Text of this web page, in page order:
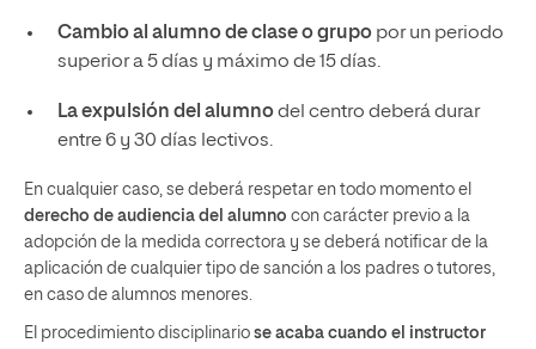
Cambio al alumno de clase o grupopor un periodo
superior a 5 días y máximo de 15 días.
La expulsión del alumnodel centro deberá durar
entre 6 y 30 días lectivos.
En cualquier caso, se deberá respetar en todo momento el
derecho de audiencia del alumno con carácter previo a la
adopción de la medida correctora y se deberá notificar de la
aplicación de cualquier tipo de sanción a los padres o tutores,
en caso de alumnos menores.
El procedimiento disciplinario se acaba cuando el instructor